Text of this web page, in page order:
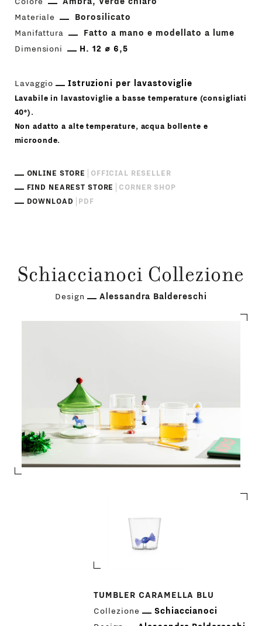
Materiale
Borosilicato
Manifattura
Fatto a mano e modellato a lume
Dimensioni
H. 12 ⌀ 6,5
Lavaggio Istruzioni per lavastoviglie
Lavabile in lavastoviglie a basse temperature (consigliati
40°).
Non adatto a alte temperature, acqua bollente e
microonde.
ONLINE STORE
OFFICIAL RESELLER
FIND NEAREST STORE
CORNER SHOP
DOWNLOAD
PDF
Schiaccianoci Collezione
Design Alessandra Baldereschi
TUMBLER CARAMELLA BLU
Collezione
Schiaccianoci